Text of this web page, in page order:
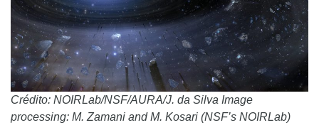
Crédito: NOIRLab/NSF/AURA/J. da Silva Image
processing: M. Zamani and M. Kosari (NSF’s NOIRLab)